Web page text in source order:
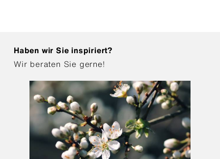
Haben wir Sie inspiriert?
Wir beraten Sie gerne!